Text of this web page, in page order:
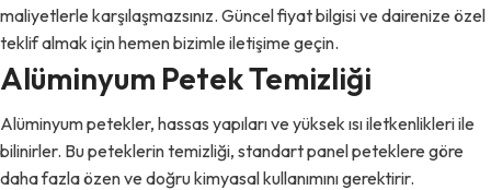
maliyetlerle karşılaşmazsınız. Güncel fiyat bilgisi ve dairenize özel
teklif almak için hemen bizimle iletişime geçin.
Alüminyum Petek Temizliği
Alüminyum petekler, hassas yapıları ve yüksek ısı iletkenlikleri ile
bilinirler. Bu peteklerin temizliği, standart panel peteklere göre
daha fazla özen ve doğru kimyasal kullanımını gerektirir.